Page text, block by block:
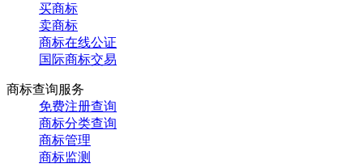
买商标
卖商标
商标在线公证
国际商标交易
商标查询服务
免费注册查询
商标分类查询
商标管理
商标监测